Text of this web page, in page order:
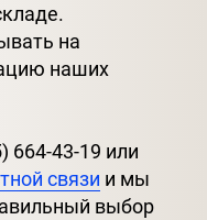
на
наших
664-43-19 или
связи и мы
выбор